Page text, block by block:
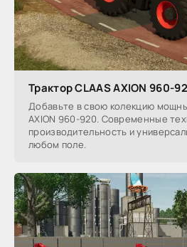
Трактор CLAAS AXION 960-
Добавьте в свою колекцию
AXION 960-920. Современные
производительность и
любом поле.